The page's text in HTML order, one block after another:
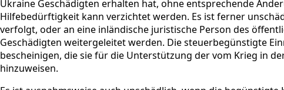
Ukraine Geschädigten erhalten hat, ohne entsprechende
Hilfebedürftigkeit kann verzichtet werden. Es ist ferner
verfolgt, oder an eine inländische juristische Person des
Geschädigten weitergeleitet werden. Die steuerbegünstigte
bescheinigen, die sie für die Unterstützung der vom Krieg in
hinzuweisen.